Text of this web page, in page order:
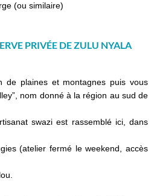
(ou similaire)
PRIVÉE DE ZULU NYALA
de plaines et montagnes puis vous
nom donné à la région au sud de
swazi est rassemblé ici, dans
(atelier fermé le weekend, accès